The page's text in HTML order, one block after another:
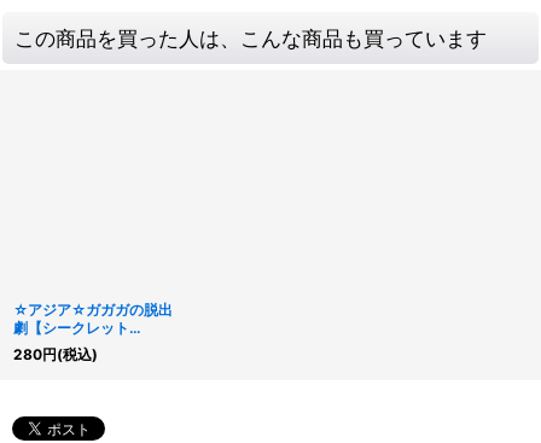
この商品を買った人は、こんな商品も買っています
☆アジア☆ガガガの脱出
劇【シークレット
SPECIALREDVer.】{ア
ジア26PP-JP012}
280円(税込)